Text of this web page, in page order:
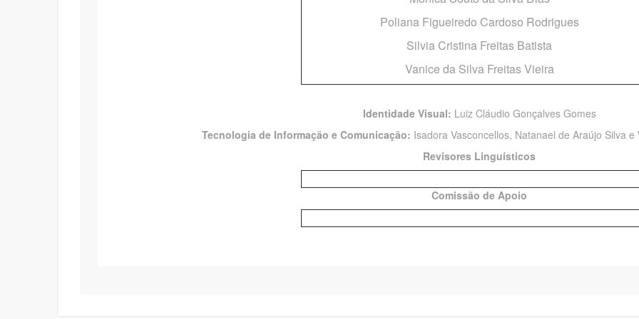
Poliana Figueiredo Cardoso Rodrigues
Silvia Cristina Freitas Batista
Vanice da Silva Freitas Vieira
Identidade Visual: Luiz Cláudio Gonçalves Gomes
Tecnologia de Informação e Comunicação: Isadora Vasconcellos, Natanael de Araújo Silva
Revisores Linguísticos
Comissão de Apoio